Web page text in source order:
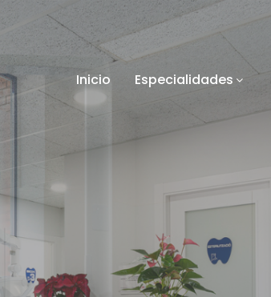
Inicio Especialidades